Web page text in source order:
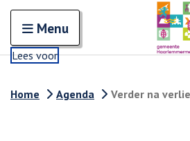
Open en sluit het
Menu
Lees voor
Home Agenda Verder na